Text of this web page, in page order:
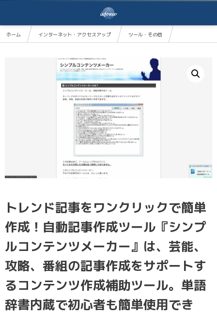
ホーム インターネット・アクセスアップ
ツール・その他
トレンド記事をワンクリックで簡単
作成！自動記事作成ツール『シンプ
ルコンテンツメーカー』は、芸能、
攻略、番組の記事作成をサポートす
るコンテンツ作成補助ツール。単語
辞書内蔵で初心者も簡単使用でき